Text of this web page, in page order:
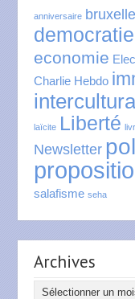
anniversaire
democratie
economie
Charlie Hebdo
laïcite Liberté
Newsletter
salafisme seha
Archives
Archives